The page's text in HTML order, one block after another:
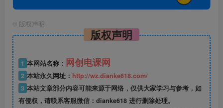
© 版权声明
版权声明
1 本网站名称： 网创电课网
2 本站永久网址： http://wz.dianke618.com/
3 本站文章部分内容可能来源于网络，仅供大家学习与参考，如
有侵权，请联系客服微信：dianke618 进行删除处理。